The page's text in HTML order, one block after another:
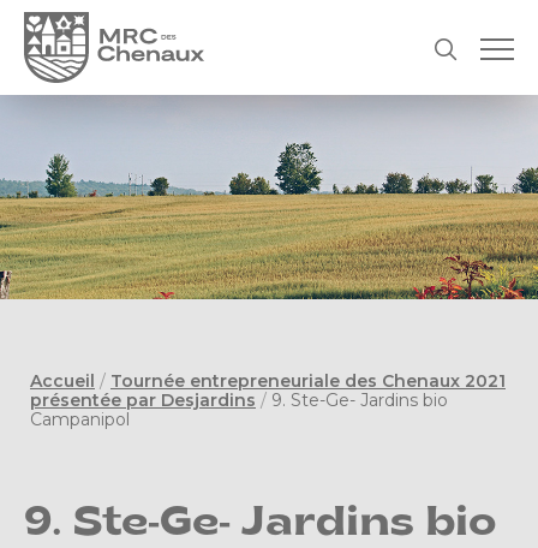
Accueil / Tournée entrepreneuriale des Chenaux 2021
présentée par Desjardins / 9. Ste-Ge- Jardins bio
Campanipol
9. Ste-Ge- Jardins bio